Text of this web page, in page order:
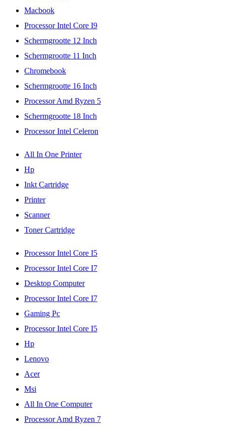
Macbook
Processor Intel Core I9
Schermgrootte 12 Inch
Schermgrootte 11 Inch
Chromebook
Schermgrootte 16 Inch
Processor Amd Ryzen 5
Schermgrootte 18 Inch
Processor Intel Celeron
All In One Printer
Hp
Inkt Cartridge
Printer
Scanner
Toner Cartridge
Processor Intel Core I5
Processor Intel Core I7
Desktop Computer
Processor Intel Core I7
Gaming Pc
Processor Intel Core I5
Hp
Lenovo
Acer
Msi
All In One Computer
Processor Amd Ryzen 7